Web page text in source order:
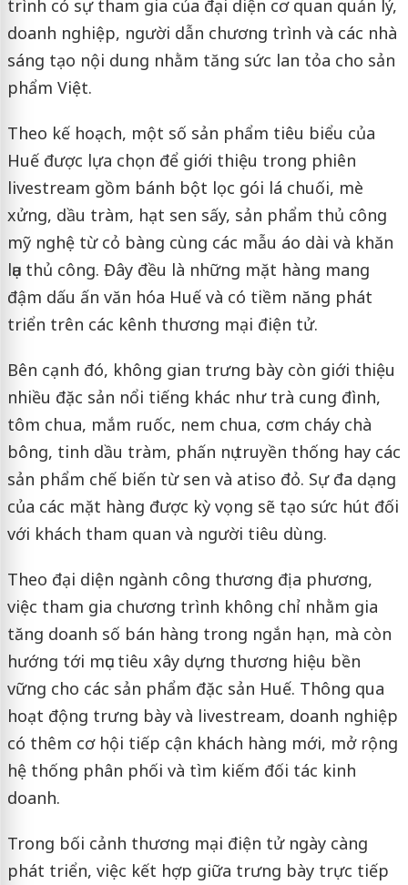
trình có sự tham gia của đại diện cơ quan quản lý,
doanh nghiệp, người dẫn chương trình và các nhà
sáng tạo nội dung nhằm tăng sức lan tỏa cho sản
phẩm Việt.
Theo kế hoạch, một số sản phẩm tiêu biểu của
Huế được lựa chọn để giới thiệu trong phiên
livestream gồm bánh bột lọc gói lá chuối, mè
xửng, dầu tràm, hạt sen sấy, sản phẩm thủ công
mỹ nghệ từ cỏ bàng cùng các mẫu áo dài và khăn
lụa thủ công. Đây đều là những mặt hàng mang
đậm dấu ấn văn hóa Huế và có tiềm năng phát
triển trên các kênh thương mại điện tử.
Bên cạnh đó, không gian trưng bày còn giới thiệu
nhiều đặc sản nổi tiếng khác như trà cung đình,
tôm chua, mắm ruốc, nem chua, cơm cháy chà
bông, tinh dầu tràm, phấn nụ truyền thống hay các
sản phẩm chế biến từ sen và atiso đỏ. Sự đa dạng
của các mặt hàng được kỳ vọng sẽ tạo sức hút đối
với khách tham quan và người tiêu dùng.
Theo đại diện ngành công thương địa phương,
việc tham gia chương trình không chỉ nhằm gia
tăng doanh số bán hàng trong ngắn hạn, mà còn
hướng tới mục tiêu xây dựng thương hiệu bền
vững cho các sản phẩm đặc sản Huế. Thông qua
hoạt động trưng bày và livestream, doanh nghiệp
có thêm cơ hội tiếp cận khách hàng mới, mở rộng
hệ thống phân phối và tìm kiếm đối tác kinh
doanh.
Trong bối cảnh thương mại điện tử ngày càng
phát triển, việc kết hợp giữa trưng bày trực tiếp